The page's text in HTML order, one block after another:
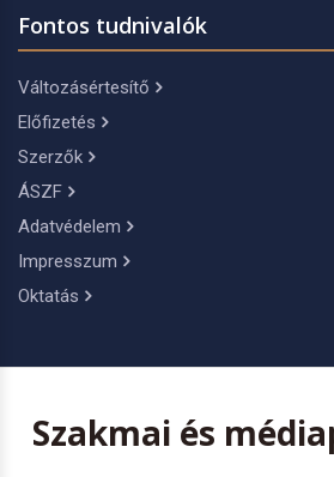
Fontos tudnivalók
Változásértesítő
Előfizetés
Szerzők
ÁSZF
Adatvédelem
Impresszum
Oktatás
Szakmai és